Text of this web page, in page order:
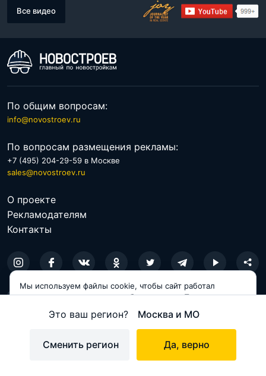
Это ваш регион? Москва и МО
Сменить регион Да, верно
на карте
Все видео
По общим вопросам:
info@novostroev.ru
По вопросам размещения рекламы:
+7 (495) 204-29-59 в Москве
sales@novostroev.ru
О проекте
Рекламодателям
Контакты
© 2026 NOVOSTROEV.RU
Политика обработки персональных данных
Мы используем файлы cookie, чтобы сайт работал
корректно и становился удобнее для вас. Продолжая
Принимаю